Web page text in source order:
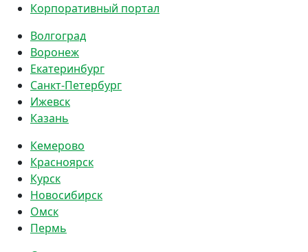
Корпоративный портал
Волгоград
Воронеж
Екатеринбург
Санкт-Петербург
Ижевск
Казань
Кемерово
Красноярск
Курск
Новосибирск
Омск
Пермь